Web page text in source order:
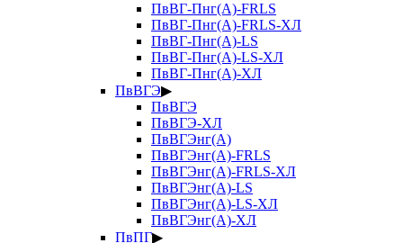
ПвВГ-Пнг(А)-FRLS
ПвВГ-Пнг(А)-FRLS-ХЛ
ПвВГ-Пнг(А)-LS
ПвВГ-Пнг(А)-LS-ХЛ
ПвВГ-Пнг(А)-ХЛ
ПвВГЭ▶
ПвВГЭ
ПвВГЭ-ХЛ
ПвВГЭнг(А)
ПвВГЭнг(А)-FRLS
ПвВГЭнг(А)-FRLS-ХЛ
ПвВГЭнг(А)-LS
ПвВГЭнг(А)-LS-ХЛ
ПвВГЭнг(А)-ХЛ
ПвПГ▶